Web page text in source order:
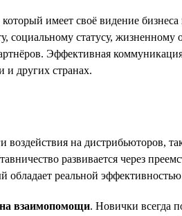
имеет своё видение
социальному статусу,
Эффективная
и других странах.
воздействия на дистрибьюторов,
развивается через
обладает реальной
на взаимопомощи. Новички всегда